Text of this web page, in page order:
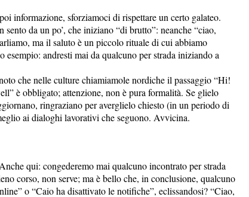
informazione, sforziamoci di rispettare un certo galateo.
da un po’, che iniziano “di brutto”: neanche “ciao,
ma il saluto è un piccolo rituale di cui abbiamo
andresti mai da qualcuno per strada iniziando a
che nelle culture chiamiamole nordiche il passaggio “Hi!
è obbligato; attenzione, non è pura formalità. Se glielo
ringraziano per averglielo chiesto (in un periodo di
ai dialoghi lavorativi che seguono. Avvicina.
qui: congederemo mai qualcuno incontrato per strada
corso, non serve; ma è bello che, in conclusione, qualcuno
o “Caio ha disattivato le notifiche”, eclissandosi? “Ciao,